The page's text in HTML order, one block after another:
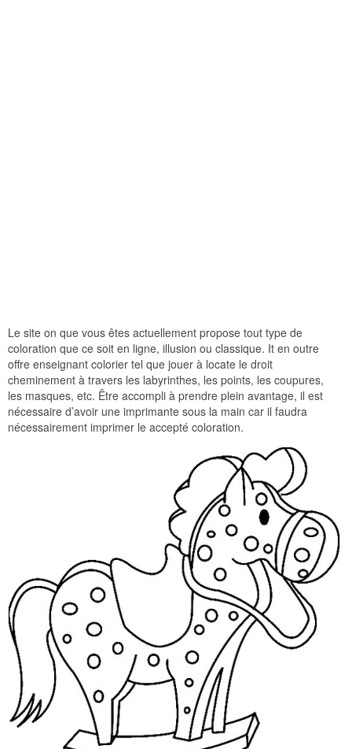
Le site on que vous êtes actuellement propose tout type de
coloration que ce soit en ligne, illusion ou classique. It en outre
offre enseignant colorier tel que jouer à locate le droit
cheminement à travers les labyrinthes, les points, les coupures,
les masques, etc. Être accompli à prendre plein avantage, il est
nécessaire d’avoir une imprimante sous la main car il faudra
nécessairement imprimer le accepté coloration.